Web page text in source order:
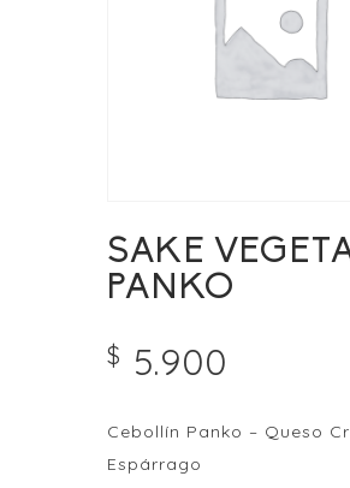
SAKE
PANKO
$ 5.900
Cebollín Panko – Queso
Espárrago